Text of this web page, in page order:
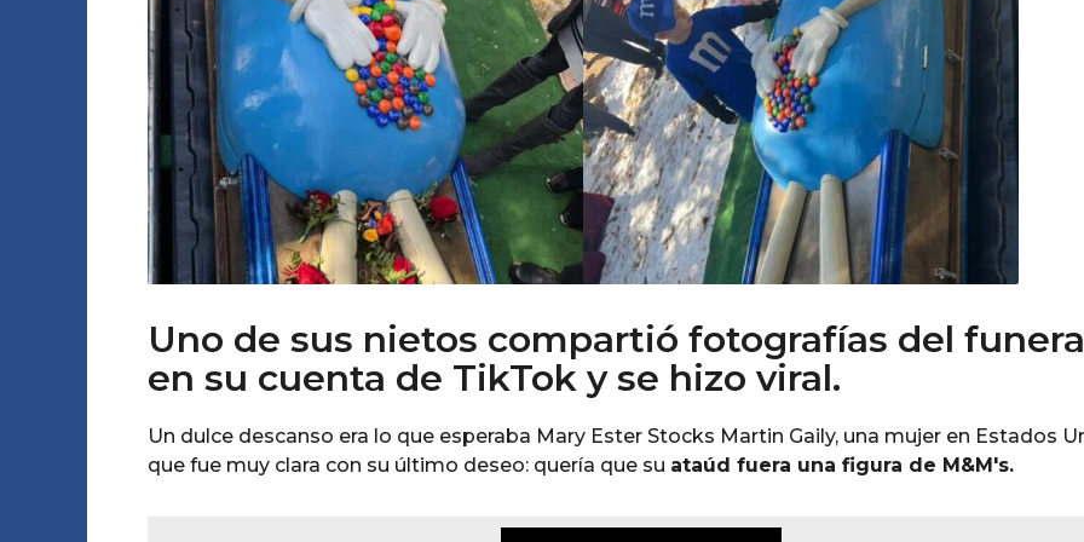
s
e
s
a
g
o
o
A
m
o
Uno de sus nietos compartió fotografías del
en su cuenta de TikTok y se hizo viral.
Un dulce descanso era lo que esperaba Mary Ester Stocks Martin Gaily, una mujer en Estados
que fue muy clara con su último deseo: quería que su ataúd fuera una figura de M&M's.